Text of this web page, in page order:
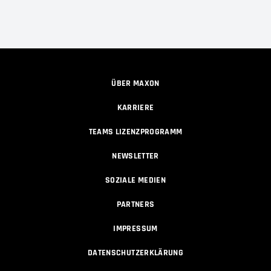
ÜBER MAXON
KARRIERE
TEAMS LIZENZPROGRAMM
NEWSLETTER
SOZIALE MEDIEN
PARTNERS
IMPRESSUM
DATENSCHUTZERKLÄRUNG